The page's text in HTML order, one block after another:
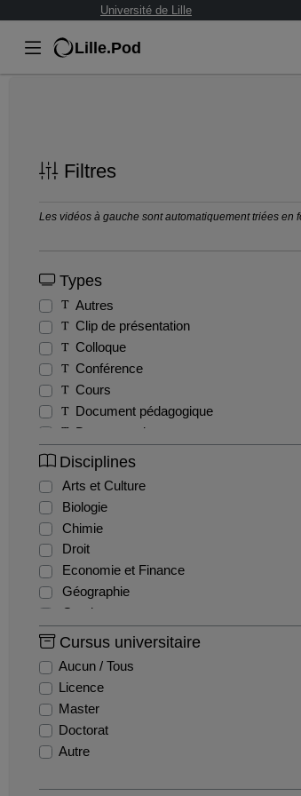
Université de Lille
Lille.Pod
Filtres
Les vidéos à gauche sont automatiquement triées en
Types
Autres
Clip de présentation
Colloque
Conférence
Cours
Document pédagogique
Documentaire
Exercice
Interview
Séminaire
Webinaire
Disciplines
Arts et Culture
Biologie
Chimie
Droit
Economie et Finance
Géographie
Gestion
Histoire
Cursus universitaire
Aucun / Tous
Licence
Master
Doctorat
Autre